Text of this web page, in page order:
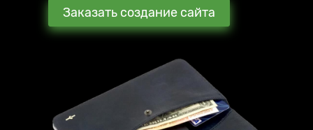
Unicode-Profi
Мы стараемся превзойти ожидания наших
своим знакомым и партнёрам.
С каждым клиентом общаюсь лично и
детально отвечаю на все вопросы.
Заказать создание сайта